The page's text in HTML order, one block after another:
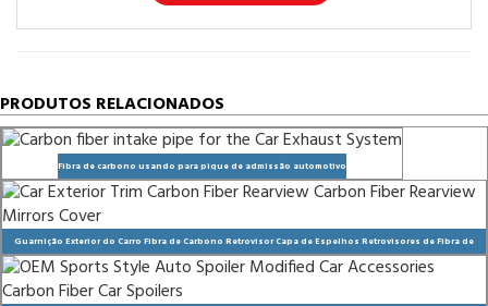
PRODUTOS RELACIONADOS
Fibra de carbono usando para pique de admissão automotivo
Guarnição Exterior do Carro Fibra de Carbono Retrovisor Capa de Espelhos Retrovisores de Fibra de
Carbono